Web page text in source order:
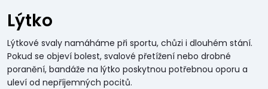
Lýtko
Lýtkové svaly namáháme při sportu, chůzi i dlouhém stání.
Pokud se objeví bolest, svalové přetížení nebo drobné
poranění, bandáže na lýtko poskytnou potřebnou oporu a
uleví od nepříjemných pocitů.